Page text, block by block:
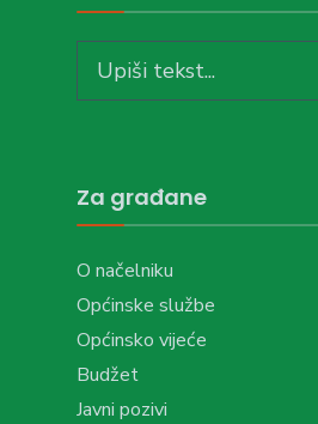
for:
Za građane
O načelniku
Općinske službe
Općinsko vijeće
Budžet
Javni pozivi